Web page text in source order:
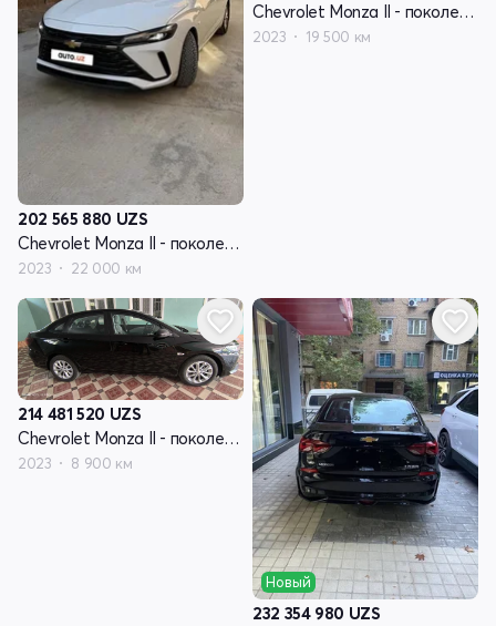
202 565 880 UZS
Chevrolet Monza II - поколение рестайлинг
2023 22 000 км
Chevrolet Monza II - поколение рестайлинг
2023 19 500 км
214 481 520 UZS
Chevrolet Monza II - поколение рестайлинг
2023 8 900 км
Новый
232 354 980 UZS